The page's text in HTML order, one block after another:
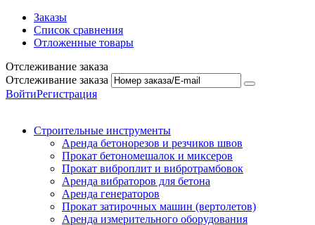
Заказы
Список сравнения
Отложенные товары
Отслеживание заказа
Отслеживание заказа
ВойтиРегистрация
Строительные инструменты
Аренда бетонорезов и резчиков швов
Прокат бетономешалок и миксеров
Прокат виброплит и вибротрамбовок
Аренда вибраторов для бетона
Аренда генераторов
Прокат затирочных машин (вертолетов)
Аренда измерительного оборудования